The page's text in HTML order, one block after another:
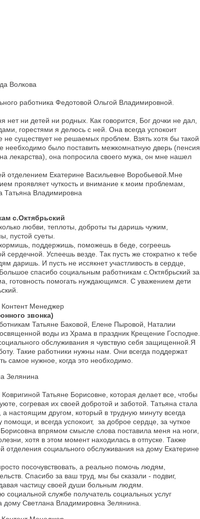
Волкова
работника Федотовой Ольгой Владимировной.
нет ни детей ни родных. Как говорится, Бог дочки не дал,
горестями я делюсь с ней. Она всегда успокоит
существует не решаемых проблем. Взять хотя бы такой
неебходимо было поставить межкомнатную дверь (пенсия
лекарства), она попросила своего мужа, он мне нашел
отделением Екатерине Васильевне Воробьевой.Мне
проявляет чуткость и внимание к моим проблемам,
Татьяна Владимировна
с.Октябрьский
любви, теплоты, доброты ты даришь чужим,
пустой суеты.
поддержишь, поможешь в беде, согреешь
Успеешь везде. Так пусть же стократно к тебе
даришь. И пусть не иссякнет участливость в сердце,
спасибо социальным работникам с.Октябрьский за
готовность помогать нуждающимся. С уважением дети
Менеджер
звонка)
Татьяне Баковой, Елене Пыровой, Наталии
воды из Храма в праздник Крещение Господне.
обслуживания я чувствую себя защищенной.Я
Такие работники нужны нам. Они всегда поддержат
самое нужное, когда это необходимо.
Зелянина
Татьяне Борисовне, которая делает все, чтобы
согревая их своей добротой и заботой. Татьяна стала
настоящим другом, который в трудную минуту всегда
и всегда успокоит, за доброе сердце, за чуткое
впрямом смысле слова поставила меня на ноги,
хотя в этом момент находилась в отпуске. Также
отделения социального обслуживания на дому Екатерине
посочувствовать, а реально помочь людям,
Спасибо за ваш труд, мы бы сказали - подвиг,
частицу своей души больным людям.
службе получатель социальных услуг
дому Светлана Владимировна Зелянина.